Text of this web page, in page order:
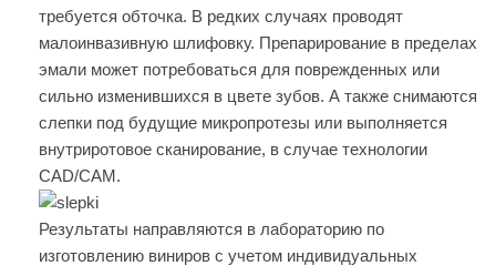
требуется обточка. В редких случаях проводят
малоинвазивную шлифовку. Препарирование в пределах
эмали может потребоваться для поврежденных или
сильно изменившихся в цвете зубов. А также снимаются
слепки под будущие микропротезы или выполняется
внутриротовое сканирование, в случае технологии
CAD/CAM.
Результаты направляются в лабораторию по
изготовлению виниров с учетом индивидуальных